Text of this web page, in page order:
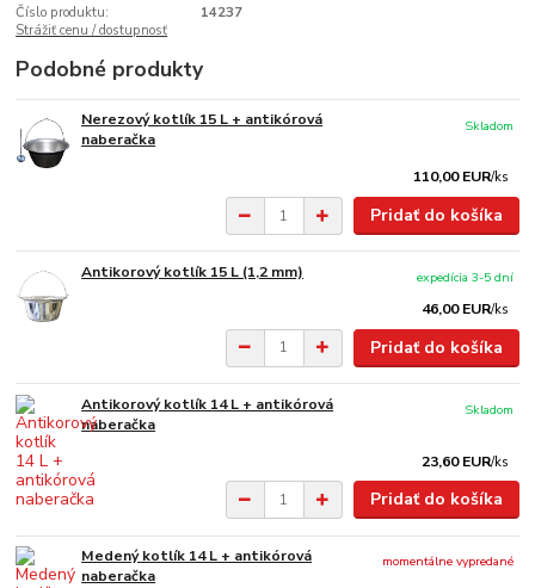
Číslo produktu:
14237
Strážiť cenu / dostupnosť
Podobné produkty
Nerezový kotlík 15 L + antikórová
naberačka
110,00 EUR/ks
Skladom
Pridať do košíka
Antikorový kotlík 15 L (1,2 mm)
46,00 EUR/ks
expedícia 3-5 dní
Pridať do košíka
Antikorový kotlík 14 L + antikórová
naberačka
23,60 EUR/ks
Skladom
Pridať do košíka
Medený kotlík 14 L + antikórová
naberačka
momentálne vypredané